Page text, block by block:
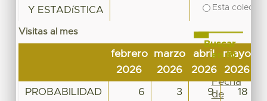
Y ESTADíSTICA
Visitas al mes
febrero
2026
marzo
2026
abril
2026
mayo
2026
PROBABILIDAD
6 3 9 18
Esta
Buscar
en RI
Por
Fecha
de